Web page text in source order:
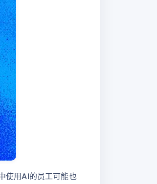
使用AI的员工可能也